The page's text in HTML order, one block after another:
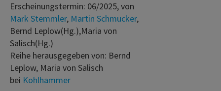
Erscheinungstermin: 06/2025, von
Mark Stemmler, Martin Schmucker,
Bernd Leplow(Hg.),Maria von
Salisch(Hg.)
Reihe herausgegeben von: Bernd
Leplow, Maria von Salisch
bei Kohlhammer